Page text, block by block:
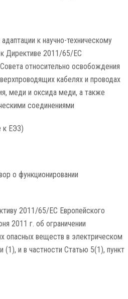
к научно-техническому
Директиве 2011/65/ЕС
относительно освобождения
кабелях и проводах
меди и оксида меди, а также
соединениями
к ЕЭЗ)
о функционировании
2011/65/ЕС Европейского
2011 г. об ограничении
опасных веществ в электрическом
(1), и в частности Статью 5(1), пункт